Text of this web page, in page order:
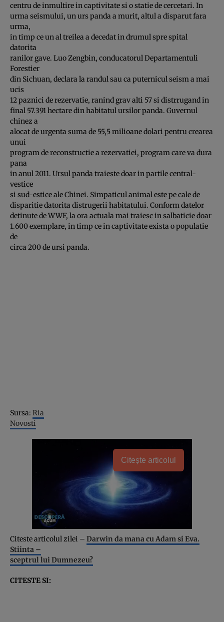
centru de inmultire in captivitate si o statie de cercetari. In
urma seismului, un urs panda a murit, altul a disparut fara
urma,
in timp ce un al treilea a decedat in drumul spre spital
datorita
ranilor gave. Luo Zengbin, conducatorul Departamentuli
Forestier
din Sichuan, declara la randul sau ca puternicul seism a mai
ucis
12 paznici de rezervatie, ranind grav alti 57 si distrrugand in
final 57.391 hectare din habitatul ursilor panda. Guvernul
chinez a
alocat de urgenta suma de 55,5 milioane dolari pentru crearea
unui
program de reconstructie a rezervatiei, program care va dura
pana
in anul 2011. Ursul panda traieste doar in partile central-
vestice
si sud-estice ale Chinei. Simpaticul animal este pe cale de
disparitie datorita distrugerii habitatului. Conform datelor
detinute de WWF, la ora actuala mai traiesc in salbaticie doar
1.600 exemplare, in timp ce in captivitate exista o populatie
de
circa 200 de ursi panda.
Sursa: Ria
Novosti
Citește articolul
Citeste articolul zilei – Darwin da mana cu Adam si Eva.
Stiinta –
sceptrul lui Dumnezeu?
CITESTE SI: